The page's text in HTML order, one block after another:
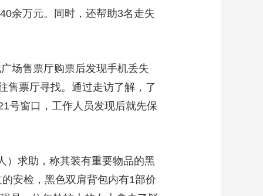
余万元。同时，还帮助3名走失
场售票厅购票后发现手机丢失
售票厅寻找。通过走访了解，了
号窗口，工作人员发现后就先保
求助，称其装有重要物品的黑
安检，黑色双肩背包内有1部价